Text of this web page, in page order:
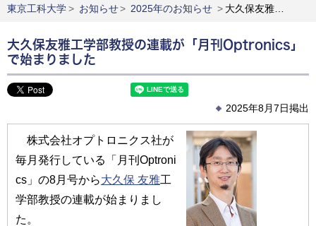
東京工科大学> お知らせ> 2025年のお知らせ > 大久保友雅工学部教授の連載が「月刊Optronics」で始まりました
大久保友雅工学部教授の連載が「月刊Optronics」
で始まりました
2025年8月7日掲出
株式会社オプトロニクス社が
毎月発行している「月刊Optroni
cs」の8月号から大久保 友雅工
学部教授の連載が始まりまし
た。